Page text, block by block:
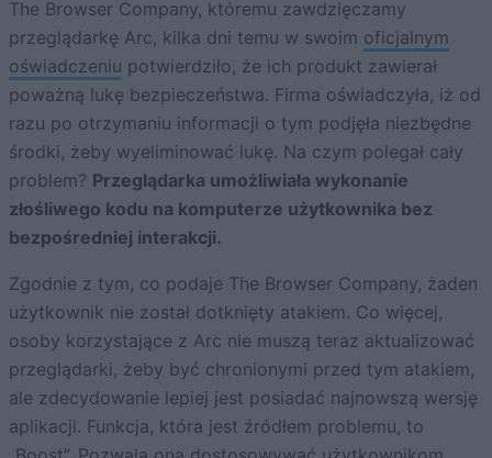
The Browser Company, któremu zawdzięczamy
przeglądarkę Arc, kilka dni temu w swoim oficjalnym
oświadczeniu potwierdziło, że ich produkt zawierał
poważną lukę bezpieczeństwa. Firma oświadczyła, iż od
razu po otrzymaniu informacji o tym podjęła niezbędne
środki, żeby wyeliminować lukę. Na czym polegał cały
problem? Przeglądarka umożliwiała wykonanie
złośliwego kodu na komputerze użytkownika bez
bezpośredniej interakcji.
Zgodnie z tym, co podaje The Browser Company, żaden
użytkownik nie został dotknięty atakiem. Co więcej,
osoby korzystające z Arc nie muszą teraz aktualizować
przeglądarki, żeby być chronionymi przed tym atakiem,
ale zdecydowanie lepiej jest posiadać najnowszą wersję
aplikacji. Funkcja, która jest źródłem problemu, to